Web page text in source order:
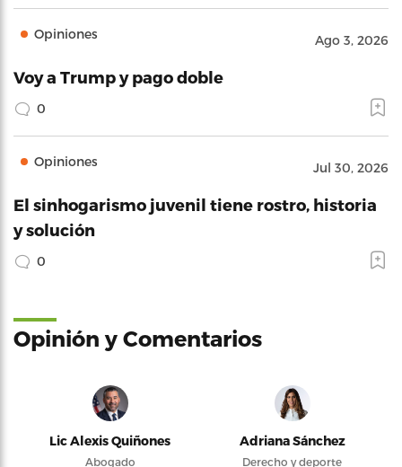
Opiniones Ago 3, 2026
Voy a Trump y pago doble
0
Opiniones Jul 30, 2026
El sinhogarismo juvenil tiene rostro, historia
y solución
0
Opinión y Comentarios
Lic Alexis Quiñones
Abogado
Adriana Sánchez
Derecho y deporte